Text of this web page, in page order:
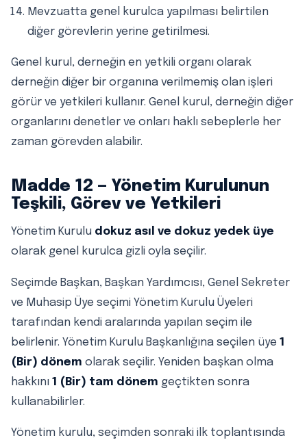
Mevzuatta genel kurulca yapılması belirtilen
diğer görevlerin yerine getirilmesi.
Genel kurul, derneğin en yetkili organı olarak
derneğin diğer bir organına verilmemiş olan işleri
görür ve yetkileri kullanır. Genel kurul, derneğin diğer
organlarını denetler ve onları haklı sebeplerle her
zaman görevden alabilir.
Madde 12 — Yönetim Kurulunun
Teşkili, Görev ve Yetkileri
Yönetim Kurulu dokuz asıl ve dokuz yedek üye
olarak genel kurulca gizli oyla seçilir.
Seçimde Başkan, Başkan Yardımcısı, Genel Sekreter
ve Muhasip Üye seçimi Yönetim Kurulu Üyeleri
tarafından kendi aralarında yapılan seçim ile
belirlenir. Yönetim Kurulu Başkanlığına seçilen üye 1
(Bir) dönem olarak seçilir. Yeniden başkan olma
hakkını 1 (Bir) tam dönem geçtikten sonra
kullanabilirler.
Yönetim kurulu, seçimden sonraki ilk toplantısında